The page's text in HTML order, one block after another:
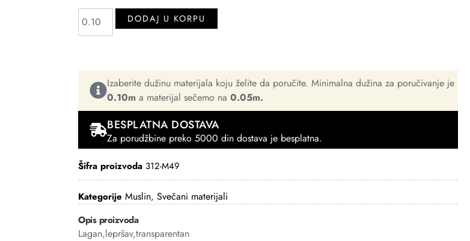
DODAJ U KORPU
Izaberite dužinu materijala koju želite da poručite. Minimalna dužina za poručivanje je
0.10m a materijal sečemo na 0.05m.
BESPLATNA DOSTAVA
Za porudžbine preko 5000 din dostava je besplatna.
Šifra proizvoda 312-M49
Kategorije Muslin, Svečani materijali
Opis proizvoda
Lagan,lepršav,transparentan